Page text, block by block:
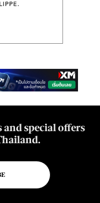
special offers